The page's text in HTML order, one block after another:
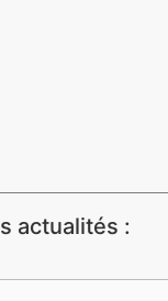
actualités :